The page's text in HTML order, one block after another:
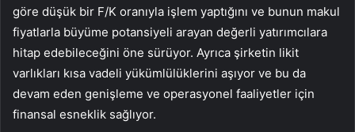
göre düşük bir F/K oranıyla işlem yaptığını ve bunun makul
fiyatlarla büyüme potansiyeli arayan değerli yatırımcılara
hitap edebileceğini öne sürüyor. Ayrıca şirketin likit
varlıkları kısa vadeli yükümlülüklerini aşıyor ve bu da
devam eden genişleme ve operasyonel faaliyetler için
finansal esneklik sağlıyor.